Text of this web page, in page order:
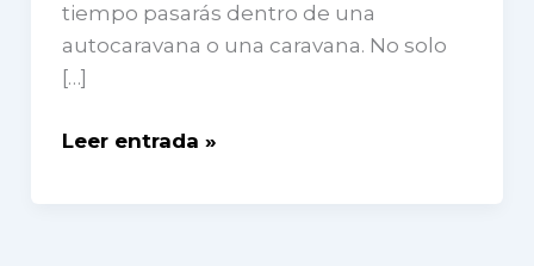
tiempo pasarás dentro de una
autocaravana o una caravana. No solo
[…]
Leer entrada »